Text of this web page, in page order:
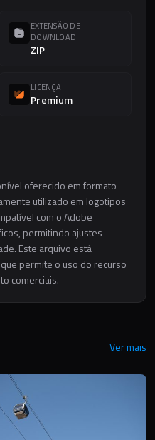
EXTENSÃO DE
DOWNLOAD
ZIP
LICENÇA
Premium
oferecido em formato
utilizado em logotipos
com o Adobe
permitindo ajustes
Este arquivo está
permite o uso do recurso
comerciais.
Ver mais